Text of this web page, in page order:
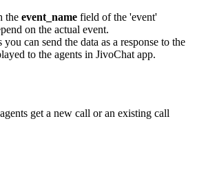
the event_name field of the 'event'
on the actual event.
can send the data as a response to the
to the agents in JivoChat app.
get a new call or an existing call